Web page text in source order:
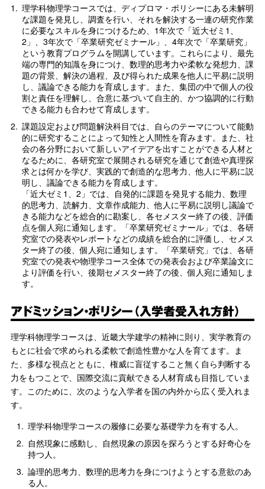
1. 理学科物理学コースでは、ディプロマ・ポリシーにある未解明
な課題を発見し、調査を行い、それを解決する一連の研究作業
に必要なスキルを身につけるため、1年次で「近大ゼミ1、
2」、3年次で「卒業研究ゼミナール」、4年次で「卒業研究」
という教育プログラムを開講しています。これらにより、最先
端の専門的知識を身につけ、数理的思考力や柔軟な発想力、課
題の背景、解決の過程、及び得られた成果を他人に平易に説明
し、議論できる能力を育成します。また、集団の中で個人の役
割と責任を理解し、合意に基づいて自主的、かつ協調的に行動
できる能力も合わせて育成します。
2. 課題設定および問題解決科目では、自らのテーマについて能動
的に研究することによって知性と人間性を育みます。また、社
会の各分野において新しいアイデアを出すことができる人材と
なるために、各研究室で展開される研究を通じて創造や真理探
求とは何かを学び、実践的で創造的な思考力、他人に平易に説
明し、議論できる能力を育成します。
「近大ゼミ1、2」では、自発的に課題を発見する能力、数理
的思考力、読解力、文章作成能力、他人に平易に説明し議論で
きる能力などを総合的に勘案し、各セメスター終了の後、評価
点を個人宛に通知します。「卒業研究ゼミナール」では、各研
究室での発表やレポートなどの成績を総合的に評価し、セメス
ター終了の後、個人宛に通知します。「卒業研究」では、各研
究室での発表や物理学コース全体での発表会および卒業論文に
より評価を行い、後期セメスター終了の後、個人宛に通知しま
す。
アドミッション・ポリシー（入学者受入れ方針）
理学科物理学コースは、近畿大学建学の精神に則り、実学教育の
もとに社会で求められる柔軟で創造性豊かな人を育てます。ま
た、多様な視点とともに、権威に盲従すること無く自ら判断する
力をもつことで、国際交流に貢献できる人材育成も目指していま
す。このために、次のような入学者を国の内外から広く受入れま
す。
1. 理学科物理学コースの履修に必要な基礎学力を有する人。
2. 自然現象に感動し、自然現象の原因を探ろうとする好奇心を
持つ人。
3. 論理的思考力、数理的思考力を身につけようとする意欲のあ
る人。